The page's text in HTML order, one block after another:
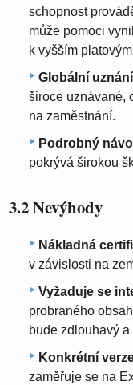
schopnost
může pomoci
k vyšším
Globální
široce uznávané,
na zaměstnání.
Podrobný
pokrývá širokou
3.2 Nevýhody
Nákladná
v závislosti na
Vyžaduje se
probraného
bude zdlouhavý a
Konkrétní
zaměřuje se na